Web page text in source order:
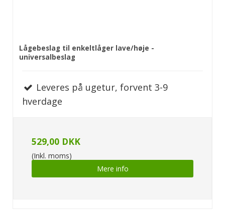
Lågebeslag til enkeltlåger lave/høje -
universalbeslag
Leveres på ugetur, forvent 3-9
hverdage
529,00 DKK
(Inkl. moms)
Mere info